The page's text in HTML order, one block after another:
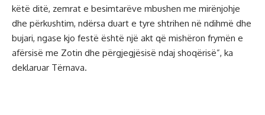
këtë ditë, zemrat e besimtarëve mbushen me mirënjohje
dhe përkushtim, ndërsa duart e tyre shtrihen në ndihmë dhe
bujari, ngase kjo festë është një akt që mishëron frymën e
afërsisë me Zotin dhe përgjegjësisë ndaj shoqërisë”, ka
deklaruar Tërnava.